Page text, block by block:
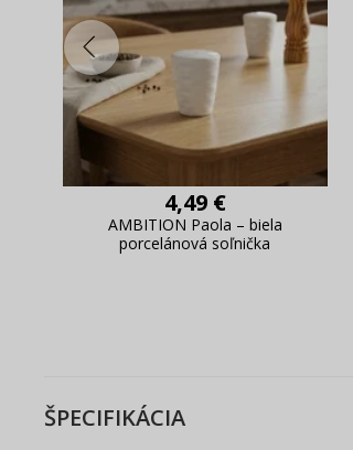
4,49 €
AMBITION Paola – biela
porcelánová soľnička
ŠPECIFIKÁCIA